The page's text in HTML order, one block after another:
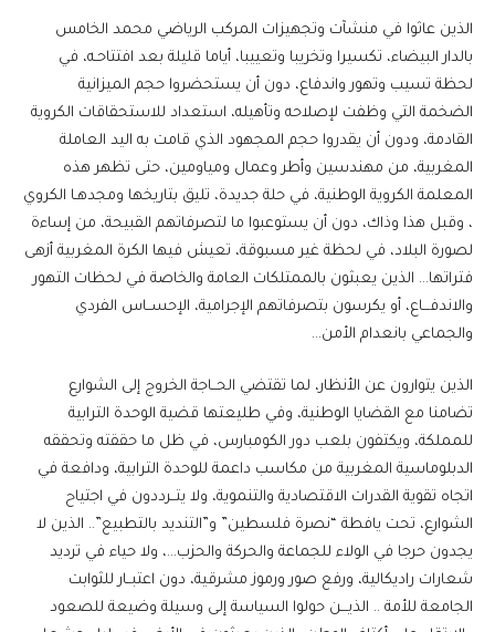
الذين عاثوا في منشآت وتجهيزات المركب الرياضي محمد الخامس
بالدار البيضاء، تكسيرا وتخريبا وتعييبا، أياما قليلة بعد افتتاحـه، في
لحظة تسيب وتهور واندفاع، دون أن يستحضروا حجم الميزانية
الضخمة التي وظفت لإصلاحه وتأهيله، استعداد للاستحقاقات الكروية
القادمة، ودون أن يقدروا حجم المجهود الذي قامت به اليد العاملة
المغربية، من مهندسين وأطر وعمال ومياومين، حتى تظهر هذه
المعلمة الكروية الوطنية، في حلة جديدة، تليق بتاريخها ومجدهـا الكروي
، وقبل هذا وذاك، دون أن يستوعبوا ما لتصرفاتهم القبيحة، من إساءة
لصورة البلاد، في لحظة غير مسبوقة، تعيش فيها الكرة المغربية أزهى
فتراتها… الذين يعبثون بالممتلكات العامة والخاصة في لحظات التهور
والاندفـــاع، أو يكرسون بتصرفاتهم الإجرامية، الإحســاس الفردي
والجماعي بانعدام الأمن…
الذين يتوارون عن الأنظار، لما تقتضي الحــاجة الخروج إلى الشوارع
تضامنا مع القضايا الوطنية، وفي طليعتها قضية الوحدة الترابية
للمملكة، ويكتفون بلعب دور الكومبارس، في ظل ما حققته وتحققه
الدبلوماسية المغربية من مكاسب داعمة للوحدة الترابية، ودافعة في
اتجاه تقوية القدرات الاقتصادية والتنموية، ولا يتــرددون في اجتياح
الشوارع، تحت يافطة “نصرة فلسطين” و”التنديد بالتطبيع”.. الذين لا
يجدون حرجا في الولاء للجماعة والحركة والحزب…، ولا حياء في ترديد
شعارات راديكالية، ورفع صور ورموز مشرقية، دون اعتبــار للثوابت
الجامعة للأمة .. الذيـــن حولوا السياسة إلى وسيلة وضيعة للصعود